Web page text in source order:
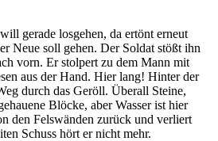
gerade losgehen, da ertönt erneut
Neue soll gehen. Der Soldat stößt ihn
vorn. Er stolpert zu dem Mann mit
aus der Hand. Hier lang! Hinter der
durch das Geröll. Überall Steine,
Blöcke, aber Wasser ist hier
den Felswänden zurück und verliert
Schuss hört er nicht mehr.